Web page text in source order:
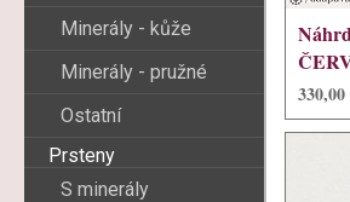
Minerály - kůže
Minerály - pružné
Ostatní
Prsteny
S minerály